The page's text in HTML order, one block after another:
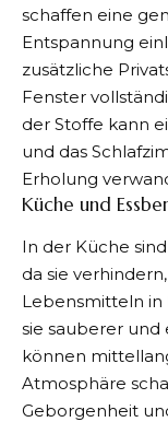
schaffen eine
Entspannung
zusätzliche
Fenster
der Stoffe kann
und das
Erholung
Küche und
In der Küche
da sie
Lebensmitteln
sie sauberer und
können
Atmosphäre
Geborgenheit